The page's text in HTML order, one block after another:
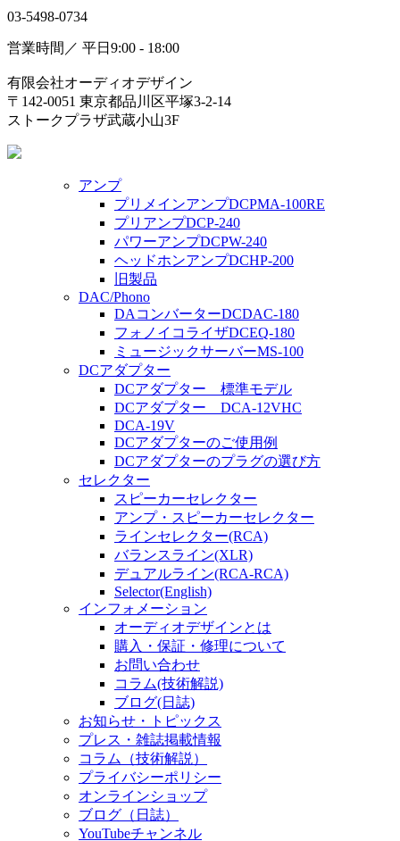
03-5498-0734
営業時間／ 平日9:00 - 18:00
有限会社オーディオデザイン
〒142-0051 東京都品川区平塚3-2-14
ストークプラザ武蔵小山3F
アンプ
プリメインアンプDCPMA-100RE
プリアンプDCP-240
パワーアンプDCPW-240
ヘッドホンアンプDCHP-200
旧製品
DAC/Phono
DAコンバーターDCDAC-180
フォノイコライザDCEQ-180
ミュージックサーバーMS-100
DCアダプター
DCアダプター 標準モデル
DCアダプター DCA-12VHC
DCA-19V
DCアダプターのご使用例
DCアダプターのプラグの選び方
セレクター
スピーカーセレクター
アンプ・スピーカーセレクター
ラインセレクター(RCA)
バランスライン(XLR)
デュアルライン(RCA-RCA)
Selector(English)
インフォメーション
オーディオデザインとは
購入・保証・修理について
お問い合わせ
コラム(技術解説)
ブログ(日誌)
お知らせ・トピックス
プレス・雑誌掲載情報
コラム（技術解説）
プライバシーポリシー
オンラインショップ
ブログ（日誌）
YouTubeチャンネル